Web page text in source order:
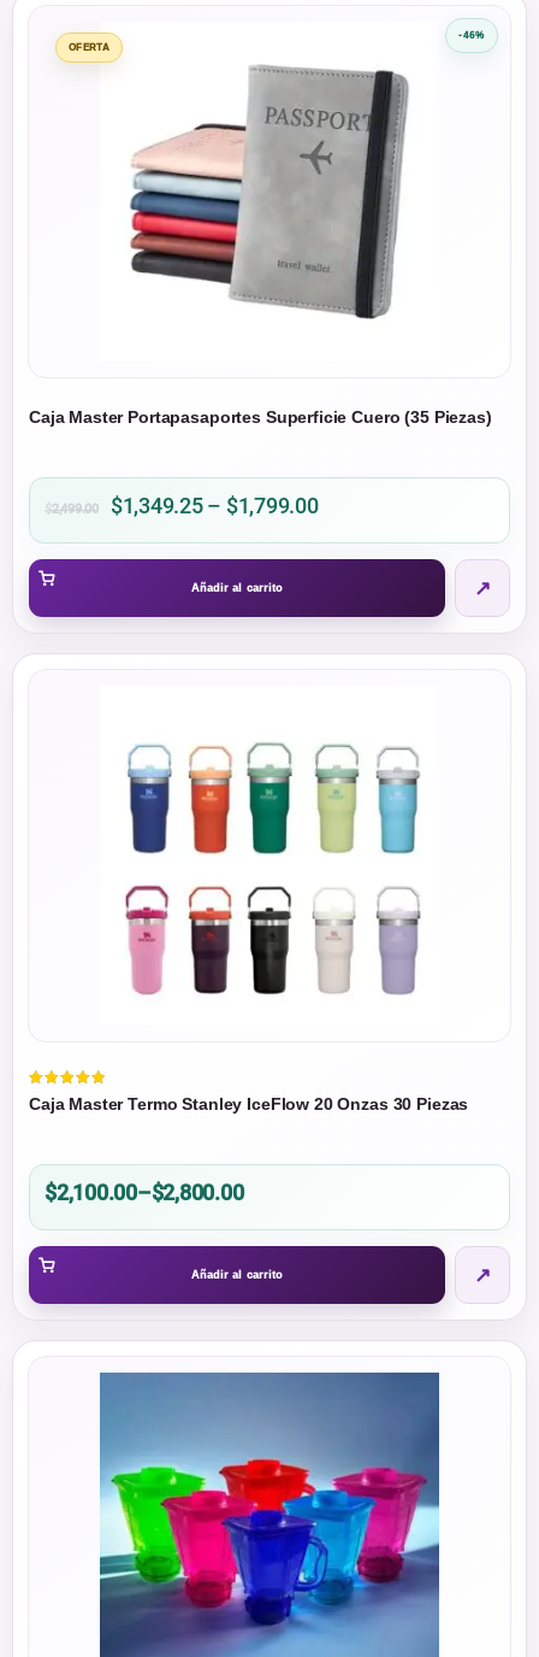
OFERTA
Caja Master Portapasaportes Superficie Cuero (35 Piezas)
$2,499.00 $1,349.25 – $1,799.00Price
$1,349.25
$1,799.00
Añadir al carrito ↗
-46%
Valorado
en
Caja Master Termo Stanley IceFlow 20 Onzas 30 Piezas
$2,100.00–$2,800.00
Price
$2,100.00
through
$2,800.00
Añadir al carrito ↗